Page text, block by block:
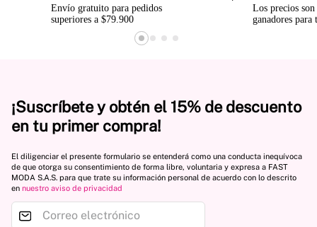
Envío gratuito para pedidos
superiores a $79.900
Los precios
ganadores para
¡Suscríbete y obtén el 15% de descuento
en tu primer compra!
El diligenciar el presente formulario se entenderá como una conducta inequívoca
de que otorga su consentimiento de forma libre, voluntaria y expresa a FAST
MODA S.A.S. para que trate su información personal de acuerdo con lo descrito
en nuestro aviso de privacidad